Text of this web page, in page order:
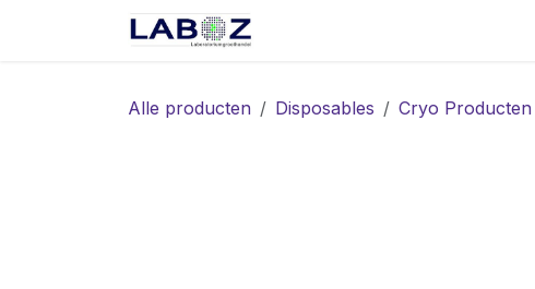
Alle producten Disposables Cryo Producten